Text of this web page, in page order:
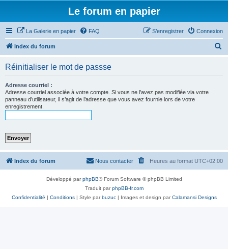
Le forum en papier
La Galerie en papier FAQ Connexion
S’enregistrer
Index du forum
Réinitialiser le mot de passse
Adresse courriel :
Adresse courriel associée à votre compte. Si vous ne l’avez pas modifiée via votre
panneau d’utilisateur, il s’agit de l’adresse que vous avez fournie lors de votre
enregistrement.
Index du forum Heures au format UTC+02:00
Nous contacter
Développé parphpBB® Forum Software © phpBB Limited
Traduit parphpBB-fr.com
Confidentialité | Conditions| Style parbuzuc| Images et design parCalamansi Designs